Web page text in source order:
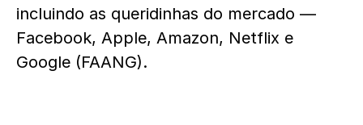
incluindo as queridinhas do mercado —
Facebook, Apple, Amazon, Netflix e
Google (FAANG).